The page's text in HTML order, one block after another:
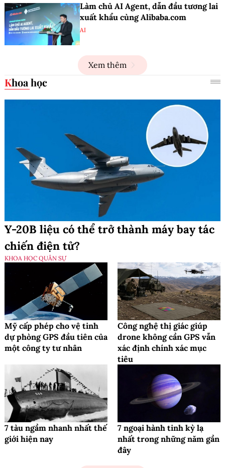
Làm chủ AI Agent, dẫn đầu tương lai
xuất khẩu cùng Alibaba.com
AI
Xem thêm
Khoa học
Y-20B liệu có thể trở thành máy bay tác
chiến điện tử?
KHOA HỌC QUÂN SỰ
Mỹ cấp phép cho vệ tinh
dự phòng GPS đầu tiên của
một công ty tư nhân
Công nghệ thị giác giúp
drone không cần GPS vẫn
xác định chính xác mục
tiêu
7 tàu ngầm nhanh nhất thế
giới hiện nay
7 ngoại hành tinh kỳ lạ
nhất trong những năm gần
đây